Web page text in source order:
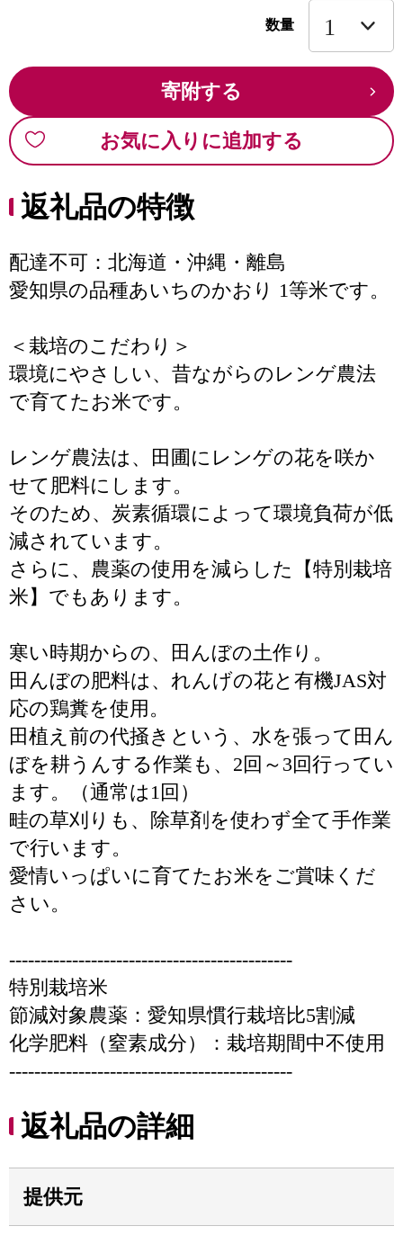
数量
寄附する
お気に入りに追加する
返礼品の特徴
配達不可：北海道・沖縄・離島
愛知県の品種あいちのかおり 1等米です。
＜栽培のこだわり＞
環境にやさしい、昔ながらのレンゲ農法
で育てたお米です。
レンゲ農法は、田圃にレンゲの花を咲か
せて肥料にします。
そのため、炭素循環によって環境負荷が低
減されています。
さらに、農薬の使用を減らした【特別栽培
米】でもあります。
寒い時期からの、田んぼの土作り。
田んぼの肥料は、れんげの花と有機JAS対
応の鶏糞を使用。
田植え前の代掻きという、水を張って田ん
ぼを耕うんする作業も、2回～3回行ってい
ます。（通常は1回）
畦の草刈りも、除草剤を使わず全て手作業
で行います。
愛情いっぱいに育てたお米をご賞味くだ
さい。
---------------------------------------------
特別栽培米
節減対象農薬：愛知県慣行栽培比5割減
化学肥料（窒素成分）：栽培期間中不使用
---------------------------------------------
返礼品の詳細
提供元